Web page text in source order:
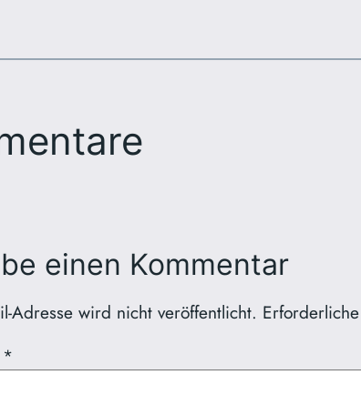
einen Kommentar
Adresse wird nicht veröffentlicht.
*